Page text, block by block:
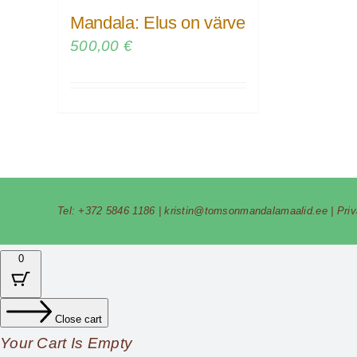
Mandala: Elus on värve
500,00 €
Tel: +372 5846 1186 |kristin@tomsonmandalamaalid.ee|
0
Close cart
Your Cart Is Empty